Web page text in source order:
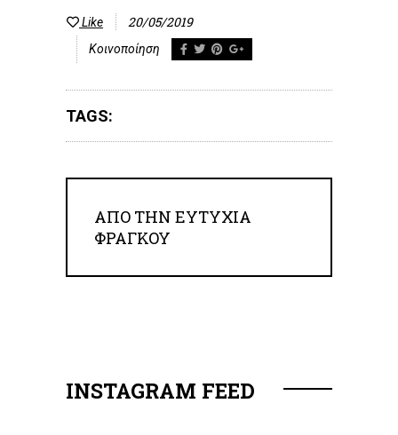
Like 20/05/2019
Κοινοποίηση
TAGS:
ΑΠΟ ΤΗΝ ΕΥΤΥΧΊΑ
ΦΡΆΓΚΟΥ
INSTAGRAM FEED